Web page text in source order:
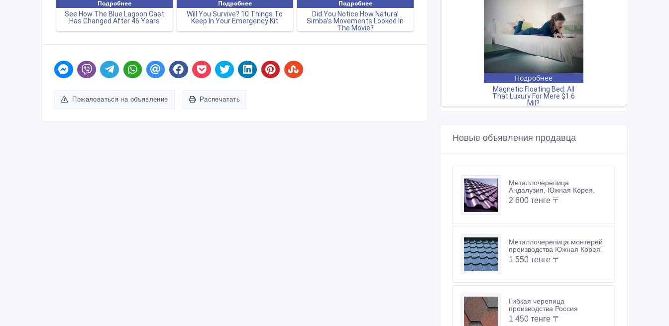
Пожаловаться на объявление Распечатать
Новые объявления продавца
Металлочерепица
Андалузия, Южная Корея.
2 600 тенге 〒
Металлочерепица монтерей
производства Южная Корея.
1 550 тенге 〒
Гибкая черепица
производства Россия
1 450 тенге 〒